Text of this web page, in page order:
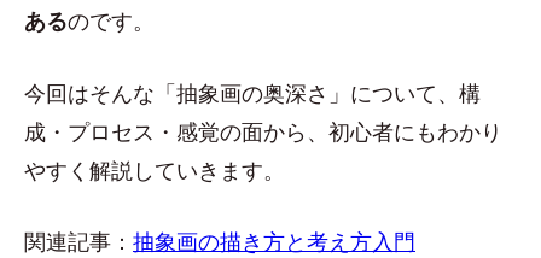
あるのです。
今回はそんな「抽象画の奥深さ」について、構
成・プロセス・感覚の面から、初心者にもわかり
やすく解説していきます。
関連記事： 抽象画の描き方と考え方入門